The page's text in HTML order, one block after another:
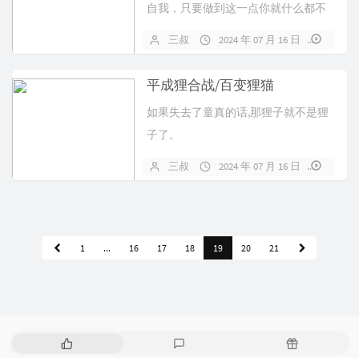
自我，只要做到这一点你就什么都不
三叔 2024 年 07 月 16 日
平成狸合战/百变狸猫
如果失去了童真的话,那狸子就不是狸
子了。
三叔 2024 年 07 月 16 日
1 ... 16 17 18 19 20 21
热
随